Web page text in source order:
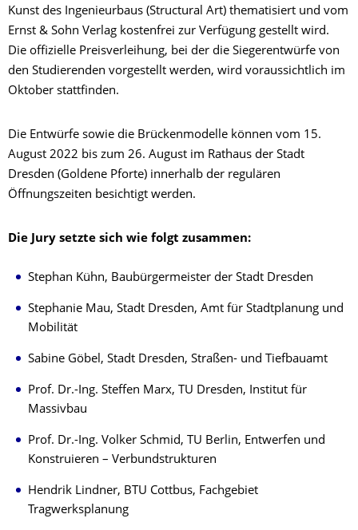
Kunst des Ingenieurbaus (Structural Art) thematisiert und vom
Ernst & Sohn Verlag kostenfrei zur Verfügung gestellt wird.
Die offizielle Preisverleihung, bei der die Siegerentwürfe von
den Studierenden vorgestellt werden, wird voraussichtlich im
Oktober stattfinden.
Die Entwürfe sowie die Brückenmodelle können vom 15.
August 2022 bis zum 26. August im Rathaus der Stadt
Dresden (Goldene Pforte) innerhalb der regulären
Öffnungszeiten besichtigt werden.
Die Jury setzte sich wie folgt zusammen:
Stephan Kühn, Baubürgermeister der Stadt Dresden
Stephanie Mau, Stadt Dresden, Amt für Stadtplanung und
Mobilität
Sabine Göbel, Stadt Dresden, Straßen- und Tiefbauamt
Prof. Dr.-Ing. Steffen Marx, TU Dresden, Institut für
Massivbau
Prof. Dr.-Ing. Volker Schmid, TU Berlin, Entwerfen und
Konstruieren – Verbundstrukturen
Hendrik Lindner, BTU Cottbus, Fachgebiet
Tragwerksplanung